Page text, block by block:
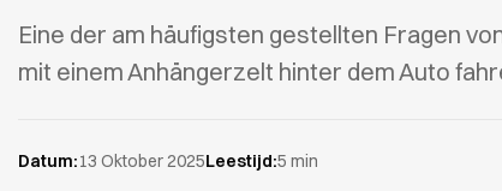
Eine der am häufigsten gestellten Fragen
mit einem Anhängerzelt hinter dem Auto
Datum:13 Oktober 2025Leestijd:5 min